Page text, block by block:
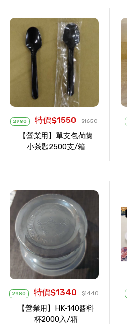
2980 特價$1550 $1650
【營業用】單支包荷蘭
小茶匙2500支/箱
2980 特價$1340 $1440
【營業用】HK-140醬料
杯2000入/箱